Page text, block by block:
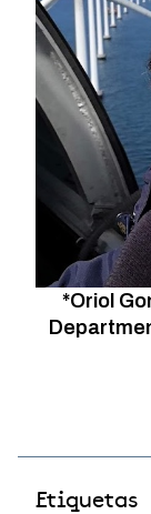
*Oriol
Etiquetas